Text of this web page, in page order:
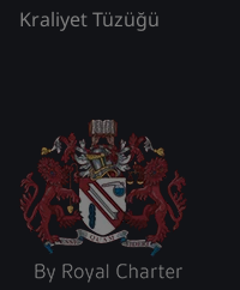
Kraliyet Tüzüğü